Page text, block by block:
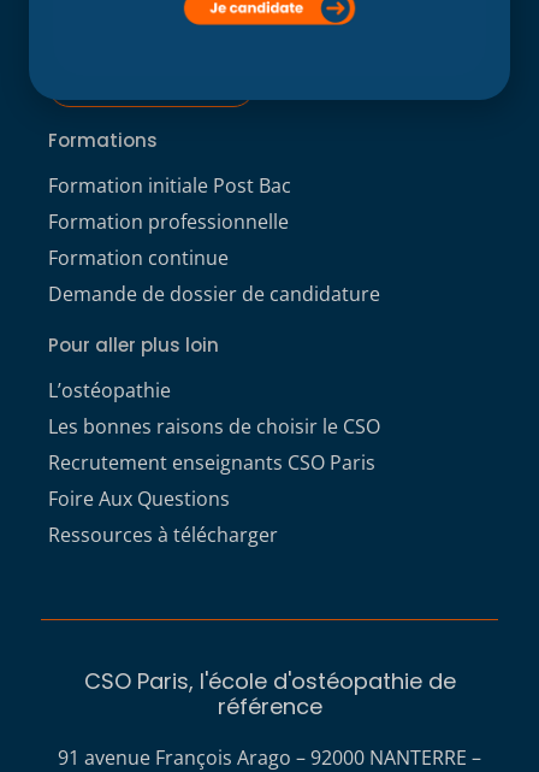
Formations
Formation initiale Post Bac
Formation professionnelle
Formation continue
Demande de dossier de candidature
Pour aller plus loin
L’ostéopathie
Les bonnes raisons de choisir le CSO
Recrutement enseignants CSO Paris
Foire Aux Questions
Ressources à télécharger
CSO Paris, l'école d'ostéopathie de
référence
91 avenue François Arago – 92000 NANTERRE –